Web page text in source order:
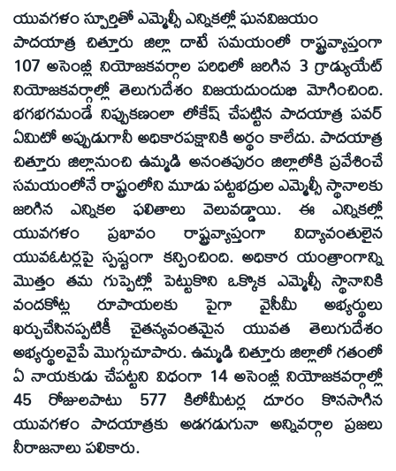
యువగళం స్పూర్తితో ఎమ్మెల్సీ ఎన్నికల్లో ఘనవిజయం
పాదయాత్ర చిత్తూరు జిల్లా దాటే సమయంలో రాష్ట్రవ్యాప్తంగా
107 అసెంబ్లీ నియోజకవర్గాల పరిధిలో జరిగిన 3 గ్రాడ్యుయేట్‌
నియోజకవర్గాల్లో తెలుగుదేశం విజయదుందుభి మోగించింది.
భగభగమండే నిప్పుకణంలా లోకేష్‌ చేపట్టిన పాదయాత్ర పవర్‌
ఏమిటో అప్పుడుగానీ అధికారపక్షానికి అర్థం కాలేదు. పాదయాత్ర
చిత్తూరు జిల్లానుంచి ఉమ్మడి అనంతపురం జిల్లాలోకి ప్రవేశించే
సమయంలోనే రాష్ట్రంలోని మూడు పట్టభద్రుల ఎమ్మెల్సీ స్థానాలకు
జరిగిన ఎన్నికల ఫలితాలు వెలువడ్డాయి. ఈ ఎన్నికల్లో
యువగళం ప్రభావం రాష్ట్రవ్యాప్తంగా విద్యావంతులైన
యువఓటర్లపై స్పష్టంగా కన్పించింది. అధికార యంత్రాంగాన్ని
మొత్తం తమ గుప్పెట్లో పెట్టుకొని ఒక్కొక ఎమ్మెల్సీ స్థానానికి
వందకోట్ల రూపాయలకు పైగా వైసీమీ అభ్యర్థులు
ఖర్చుచేసినప్పటికీ చైతన్యవంతమైన యువత తెలుగుదేశం
అభ్యర్థులవైపే మొగ్గుచూపారు. ఉమ్మడి చిత్తూరు జిల్లాలో గతంలో
ఏ నాయకుడు చేపట్టని విధంగా 14 అసెంబ్లీ నియోజకవర్గాల్లో
45 రోజులపాటు 577 కిలోమీటర్ల దూరం కొనసాగిన
యువగళం పాదయాత్రకు అడగడుగునా అన్నివర్గాల ప్రజలు
నీరాజనాలు పలికారు.